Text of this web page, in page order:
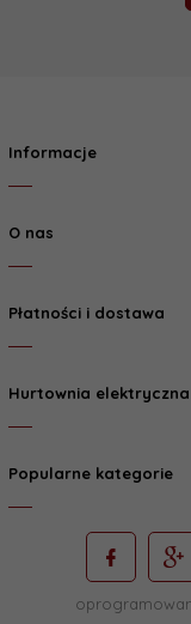
Informacje
O nas
Płatności i dostawa
Hurtownia elektryczna
Popularne kategorie